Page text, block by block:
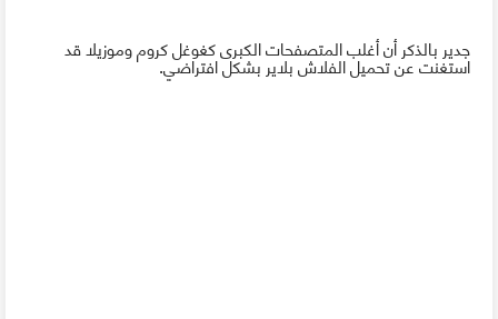
جدير بالذكر أن أغلب المتصفحات الكبرى كغوغل كروم وموزيلا قد
استغنت عن تحميل الفلاش بلاير بشكل افتراضي.